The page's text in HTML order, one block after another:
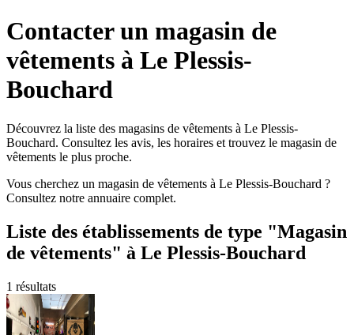
Contacter un magasin de
vêtements à Le Plessis-
Bouchard
Découvrez la liste des magasins de vêtements à Le Plessis-
Bouchard. Consultez les avis, les horaires et trouvez le magasin de
vêtements le plus proche.
Vous cherchez un magasin de vêtements à Le Plessis-Bouchard ?
Consultez notre annuaire complet.
Liste des établissements de type "Magasin
de vêtements" à Le Plessis-Bouchard
1 résultats